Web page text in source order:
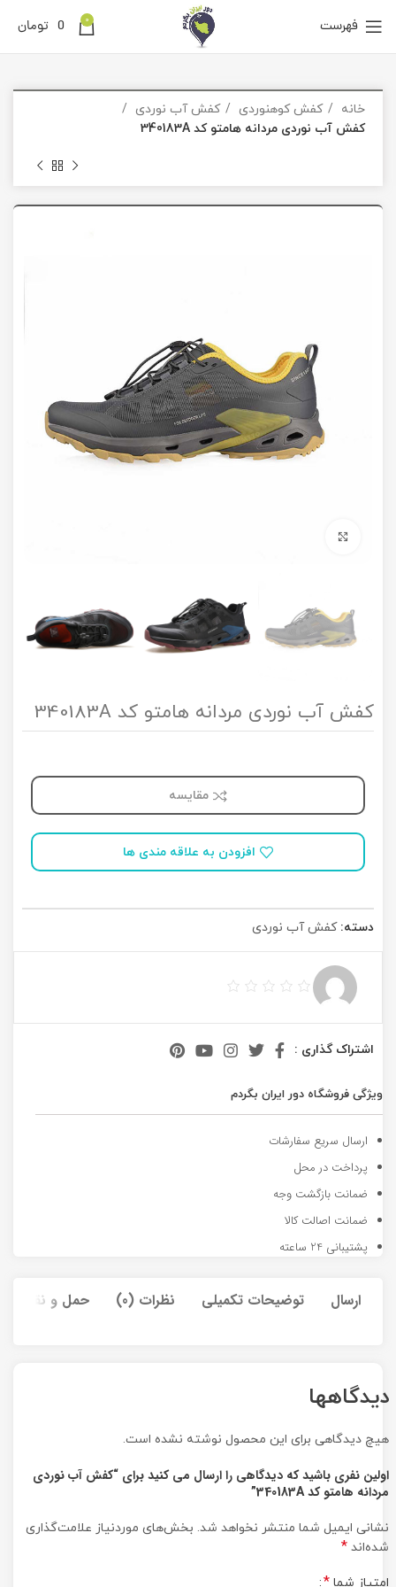
فهرست 0
0 تومان
خانه کفش کوهنوردی
کفش آب نوردی
کفش آب نوردی مردانه هامتو کد 340183A
کفش آب نوردی مردانه هامتو کد 340183A
مقایسه
افزودن به علاقه مندی ها
دسته: کفش آب نوردی
اشتراک گذاری :
ویژگی فروشگاه دور ایران بگردم
ارسال سریع سفارشات
پرداخت در محل
ضمانت بازگشت وجه
ضمانت اصالت کالا
پشتیبانی 24 ساعته
ارسال توضیحات تکمیلی نظرات (0) حمل و نقل کالا
دیدگاهها
هیچ دیدگاهی برای این محصول نوشته نشده است.
اولین نفری باشید که دیدگاهی را ارسال می کنید برای “کفش آب نوردی
مردانه هامتو کد 340183A”
نشانی ایمیل شما منتشر نخواهد شد. بخش‌های موردنیاز علامت‌گذاری
شده‌اند *
امتیاز شما *